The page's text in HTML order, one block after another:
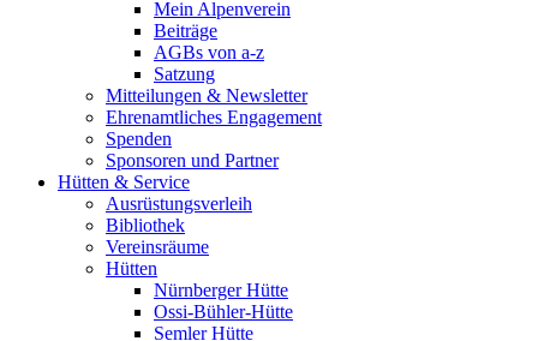
Mein Alpenverein
Beiträge
AGBs von a-z
Satzung
Mitteilungen & Newsletter
Ehrenamtliches Engagement
Spenden
Sponsoren und Partner
Hütten & Service
Ausrüstungsverleih
Bibliothek
Vereinsräume
Hütten
Nürnberger Hütte
Ossi-Bühler-Hütte
Semler Hütte